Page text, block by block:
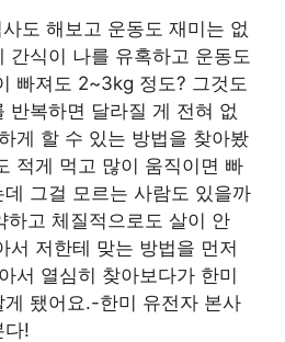
도 해보고 운동도 재미는 없
간식이 나를 유혹하고 운동도
빠져도 2~3kg 정도? 그것도
반복하면 달라질 게 전혀 없
게 할 수 있는 방법을 찾아봤
적게 먹고 많이 움직이면 빠
그걸 모르는 사람도 있을까
하고 체질적으로도 살이 안
서 저한테 맞는 방법을 먼저
서 열심히 찾아보다가 한미
됐어요.-한미 유전자 본사
다!